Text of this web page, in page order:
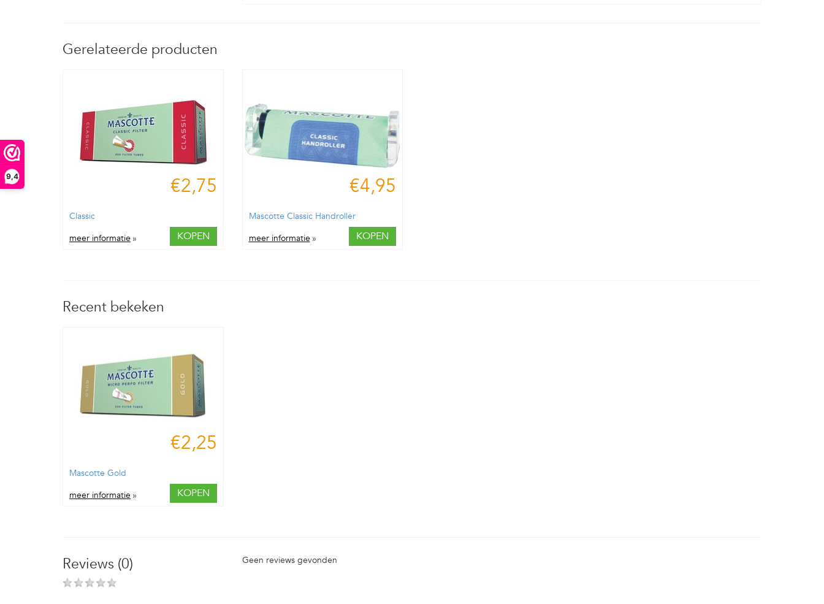
9,4
Gerelateerde producten
€2,75
Classic
meer informatie » KOPEN
€4,95
Mascotte Classic Handroller
meer informatie » KOPEN
Recent bekeken
€2,25
Mascotte Gold
meer informatie » KOPEN
Reviews (0) Geen reviews gevonden